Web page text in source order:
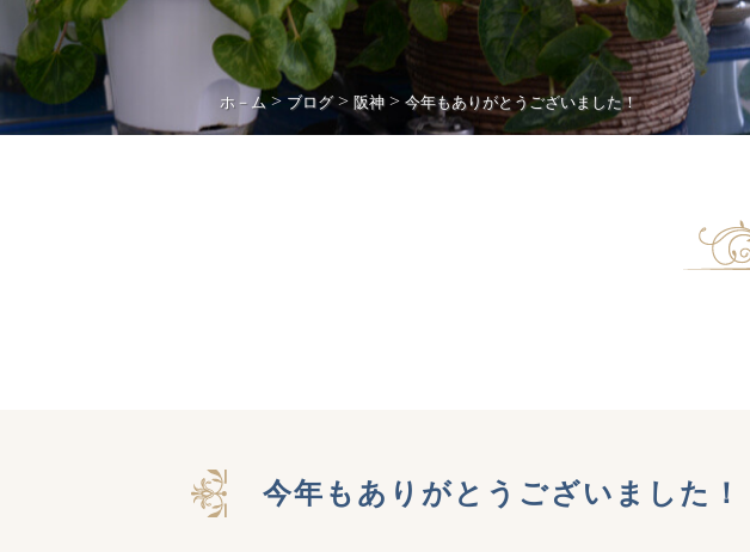
ホ－ム> ブログ>阪神 >今年もありがとうございました！
今年もありがとうございました！